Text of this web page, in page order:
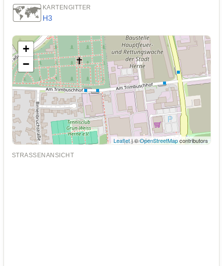
🗺️ KARTENGITTER
H3
+
−
Leaflet| ©OpenStreetMapcontributors
STRASSENANSICHT